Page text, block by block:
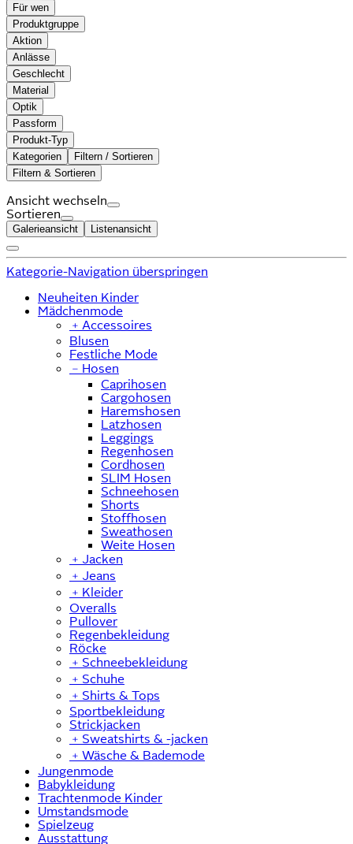
Für wen
Produktgruppe
Aktion
Anlässe
Geschlecht
Material
Optik
Passform
Produkt-Typ
Kategorien
Filtern / Sortieren
Filtern & Sortieren
Ansicht wechseln
Sortieren
Galerieansicht Listenansicht
Kategorie-Navigation überspringen
Neuheiten Kinder
Mädchenmode
﹢ Accessoires
Blusen
Festliche Mode
﹣ Hosen
Caprihosen
Cargohosen
Haremshosen
Latzhosen
Leggings
Regenhosen
Cordhosen
SLIM Hosen
Schneehosen
Shorts
Stoffhosen
Sweathosen
Weite Hosen
﹢ Jacken
﹢ Jeans
﹢ Kleider
Overalls
Pullover
Regenbekleidung
Röcke
﹢ Schneebekleidung
﹢ Schuhe
﹢ Shirts & Tops
Sportbekleidung
Strickjacken
﹢ Sweatshirts & -jacken
﹢ Wäsche & Bademode
Jungenmode
Babykleidung
Trachtenmode Kinder
Umstandsmode
Spielzeug
Ausstattung